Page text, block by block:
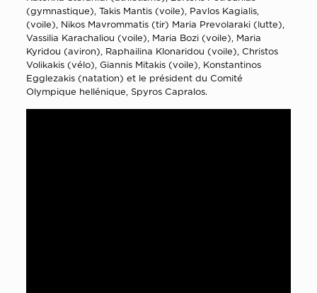
(gymnastique), Takis Mantis (voile), Pavlos Kagialis,
(voile), Nikos Mavrommatis (tir) Maria Prevolaraki (lutte),
Vassilia Karachaliou (voile), Maria Bozi (voile), Maria
Kyridou (aviron), Raphailina Klonaridou (voile), Christos
Volikakis (vélo), Giannis Mitakis (voile), Konstantinos
Egglezakis (natation) et le président du Comité
Οlympique hellénique, Spyros Capralos.